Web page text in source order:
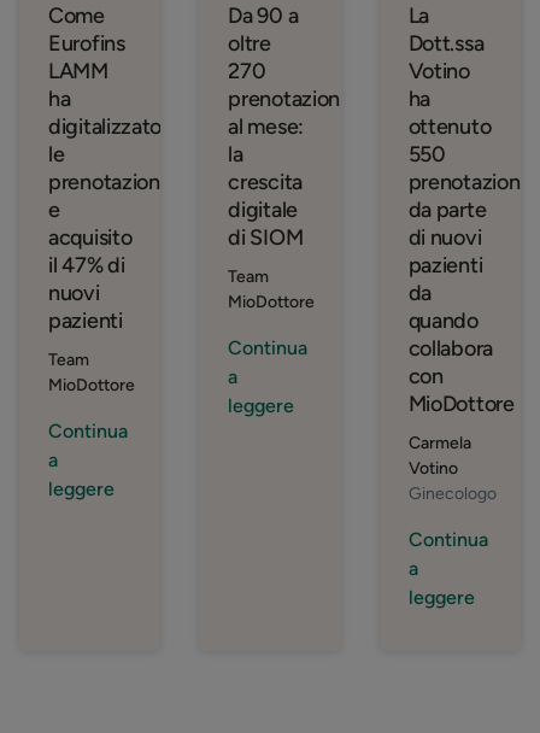
Come
Eurofins
LAMM
ha
digitalizzato
le
prenotazioni
e
acquisito
il 47% di
nuovi
pazienti
Team
MioDottore
Continua
a
leggere
Da 90 a
oltre
270
prenotazioni
al mese:
la
crescita
digitale
di SIOM
Team
MioDottore
Continua
a
leggere
La
Dott.ssa
Votino
ha
ottenuto
550
prenotazioni
da parte
di nuovi
pazienti
da
quando
collabora
con
MioDottore
Carmela
Votino
Ginecologo
Continua
a
leggere